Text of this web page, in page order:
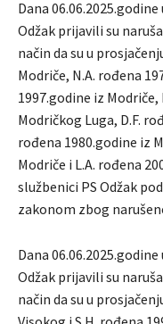
Dana
Odžak prijavili su
način da su u
Modriče, N.A. rođena
1997.godine iz
Modričkog Luga, D.F.
rođena 1980.godine iz
Modriče i L.A. rođena
službenici PS Odžak
zakonom zbog
Dana
Odžak prijavili su
način da su u